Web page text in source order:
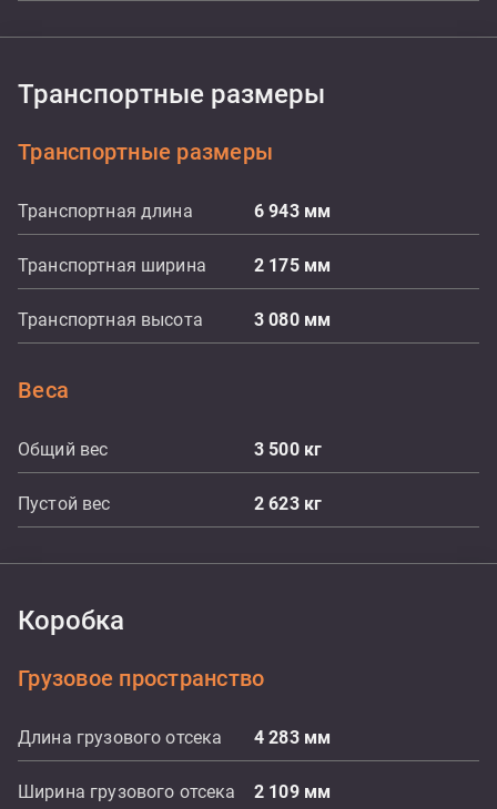
Транспортные размеры
Транспортные размеры
Транспортная длина 6 943 мм
Транспортная ширина 2 175 мм
Транспортная высота 3 080 мм
Веса
Общий вес 3 500 кг
Пустой вес 2 623 кг
Коробка
Грузовое пространство
Длина грузового отсека 4 283 мм
Ширина грузового отсека 2 109 мм